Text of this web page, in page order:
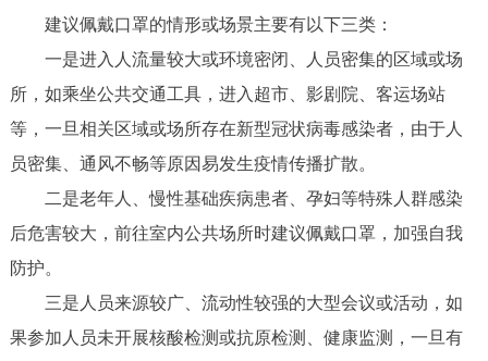
建议佩戴口罩的情形或场景主要有以下三类：
一是进入人流量较大或环境密闭、人员密集的区域或场
所，如乘坐公共交通工具，进入超市、影剧院、客运场站
等，一旦相关区域或场所存在新型冠状病毒感染者，由于人
员密集、通风不畅等原因易发生疫情传播扩散。
二是老年人、慢性基础疾病患者、孕妇等特殊人群感染
后危害较大，前往室内公共场所时建议佩戴口罩，加强自我
防护。
三是人员来源较广、流动性较强的大型会议或活动，如
果参加人员未开展核酸检测或抗原检测、健康监测，一旦有